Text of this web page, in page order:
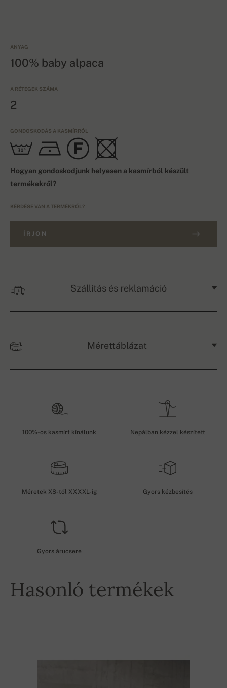
ANYAG
100% baby alpaca
A RÉTEGEK SZÁMA
2
GONDOSKODÁS A KASMÍRRÓL
Hogyan gondoskodjunk helyesen a kasmírból készült
termékekről?
KÉRDÉSE VAN A TERMÉKRŐL?
ÍRJON
Szállítás és reklamáció
Mérettáblázat
100%-os kasmírt kínálunk Nepálban kézzel készített
Méretek XS-től XXXXL-ig Gyors kézbesítés
Gyors árucsere
Hasonló termékek